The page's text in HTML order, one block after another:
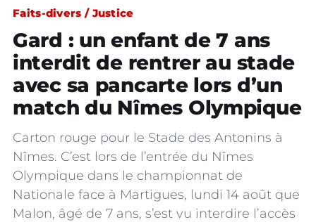
Faits-divers / Justice
Gard : un enfant de 7 ans
interdit de rentrer au stade
avec sa pancarte lors d’un
match du Nîmes Olympique
Carton rouge pour le Stade des Antonins à
Nîmes. C’est lors de l’entrée du Nîmes
Olympique dans le championnat de
Nationale face à Martigues, lundi 14 août que
Malon, âgé de 7 ans, s’est vu interdire l’accès